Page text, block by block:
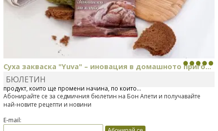
Суха закваска "Yuva" – иновация в домашното приго...
Отскоро Лесафр България стартира предлагането на изцяло нов
продукт, който ще промени начина, по който...
БЮЛЕТИН
Абонирайте се за седмичния бюлетин на Бон Апети и получавайте
най-новите рецепти и новини
E-mail: